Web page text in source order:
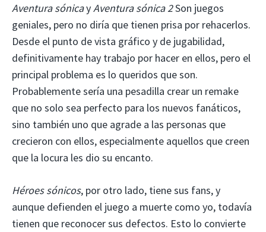
Aventura sónicayAventura sónica 2Son juegos
geniales, pero no diría que tienen prisa por rehacerlos.
Desde el punto de vista gráfico y de jugabilidad,
definitivamente hay trabajo por hacer en ellos, pero el
principal problema es lo queridos que son.
Probablemente sería una pesadilla crear un remake
que no solo sea perfecto para los nuevos fanáticos,
sino también uno que agrade a las personas que
crecieron con ellos, especialmente aquellos que creen
que la locura les dio su encanto.
Héroes sónicos, por otro lado, tiene sus fans, y
aunque defienden el juego a muerte como yo, todavía
tienen que reconocer sus defectos. Esto lo convierte